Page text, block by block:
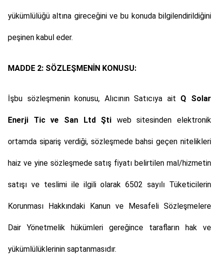
yükümlülüğü altına gireceğini ve bu konuda bilgilendirildiğini
peşinen kabul eder.
MADDE 2: SÖZLEŞMENİN KONUSU:
İşbu sözleşmenin konusu, Alıcının Satıcıya ait Q Solar
Enerji Tic ve San Ltd Şti web sitesinden elektronik
ortamda sipariş verdiği, sözleşmede bahsi geçen nitelikleri
haiz ve yine sözleşmede satış fiyatı belirtilen mal/hizmetin
satışı ve teslimi ile ilgili olarak 6502 sayılı Tüketicilerin
Korunması Hakkındaki Kanun ve Mesafeli Sözleşmelere
Dair Yönetmelik hükümleri gereğince tarafların hak ve
yükümlülüklerinin saptanmasıdır.